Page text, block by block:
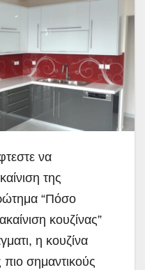
να
της
“Πόσο
κουζίνας”
η κουζίνα
σημαντικούς